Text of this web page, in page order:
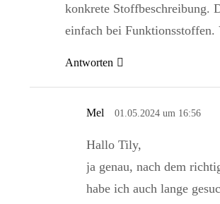
konkrete Stoffbeschreibung.
einfach bei
Antworten
Mel 01.05.2024 um 16:56
Hallo Tily,
ja genau, nach dem
habe ich auch lange